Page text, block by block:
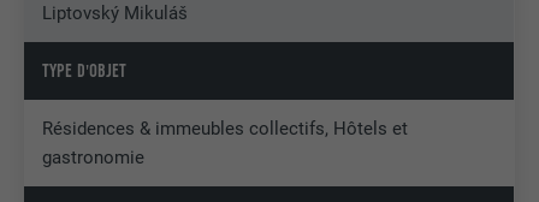
Liptovský Mikuláš
TYPE D'OBJET
Résidences & immeubles collectifs, Hôtels et
gastronomie